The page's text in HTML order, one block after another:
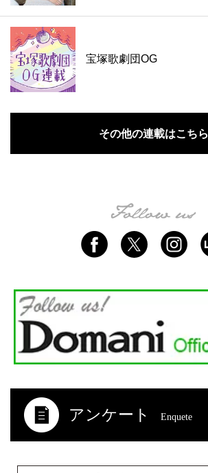
宝塚歌劇団OG
その他の連載はこちら
アンケート Enquete